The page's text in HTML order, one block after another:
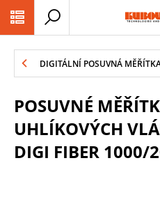
DIGITÁLNÍ POSUVNÁ
POSUVNÉ
UHLÍKOVÝCH
DIGI FIBER 1000/